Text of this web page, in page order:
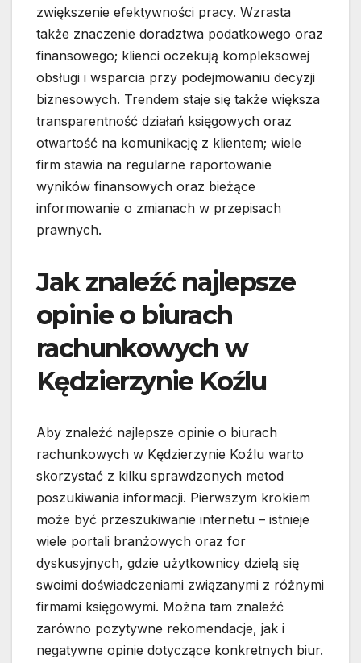
zwiększenie efektywności pracy. Wzrasta
także znaczenie doradztwa podatkowego oraz
finansowego; klienci oczekują kompleksowej
obsługi i wsparcia przy podejmowaniu decyzji
biznesowych. Trendem staje się także większa
transparentność działań księgowych oraz
otwartość na komunikację z klientem; wiele
firm stawia na regularne raportowanie
wyników finansowych oraz bieżące
informowanie o zmianach w przepisach
prawnych.
Jak znaleźć najlepsze
opinie o biurach
rachunkowych w
Kędzierzynie Koźlu
Aby znaleźć najlepsze opinie o biurach
rachunkowych w Kędzierzynie Koźlu warto
skorzystać z kilku sprawdzonych metod
poszukiwania informacji. Pierwszym krokiem
może być przeszukiwanie internetu – istnieje
wiele portali branżowych oraz for
dyskusyjnych, gdzie użytkownicy dzielą się
swoimi doświadczeniami związanymi z różnymi
firmami księgowymi. Można tam znaleźć
zarówno pozytywne rekomendacje, jak i
negatywne opinie dotyczące konkretnych biur.